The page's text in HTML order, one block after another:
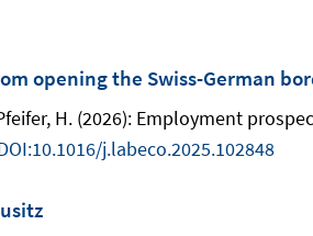
opening the Swiss-German
H. (2026): Employment
j.labeco.2025.102848